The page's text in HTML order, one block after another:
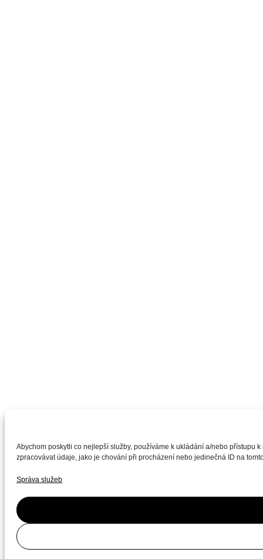
Abychom poskytli co nejlepší služby, používáme k ukládání a/nebo přístupu
zpracovávat údaje, jako je chování při procházení nebo jedinečná ID na
Správa služeb